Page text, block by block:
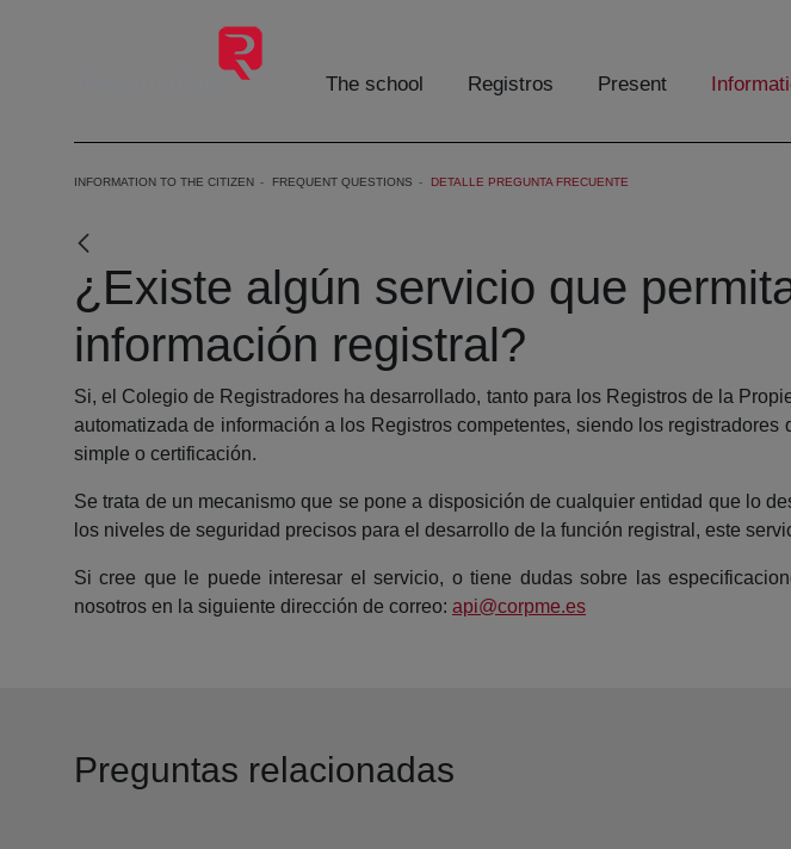
The school Registros Present
INFORMATION TO THE CITIZEN FREQUENT QUESTIONS DETALLE PREGUNTA FRECUENTE
¿Existe algún servicio que
información registral?
Si, el Colegio de Registradores ha desarrollado, tanto para los Registros de la
automatizada de información a los Registros competentes, siendo los
simple o certificación.
Se trata de un mecanismo que se pone a disposición de cualquier entidad que lo
los niveles de seguridad precisos para el desarrollo de la función registral, este
Si cree que le puede interesar el servicio, o tiene dudas sobre las
nosotros en la siguiente dirección de correo: api@corpme.es
Preguntas relacionadas